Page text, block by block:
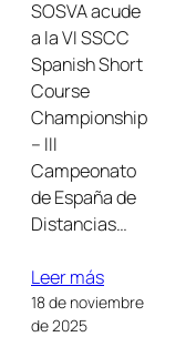
SOSVA acude
a la VI SSCC
Spanish Short
Course
Championship
– III
Campeonato
de España de
Distancias…
Leer más
18 de noviembre
de 2025